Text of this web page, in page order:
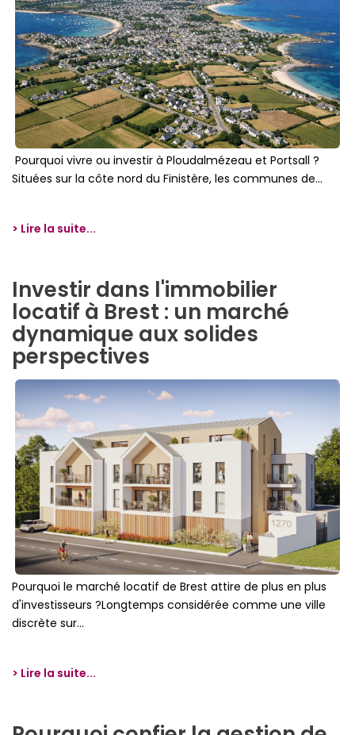
Pourquoi vivre ou investir à Ploudalmézeau et Portsall ?
Situées sur la côte nord du Finistère, les communes de...
> Lire la suite...
Investir dans l'immobilier
locatif à Brest : un marché
dynamique aux solides
perspectives
Pourquoi le marché locatif de Brest attire de plus en plus
d'investisseurs ?Longtemps considérée comme une ville
discrète sur...
> Lire la suite...